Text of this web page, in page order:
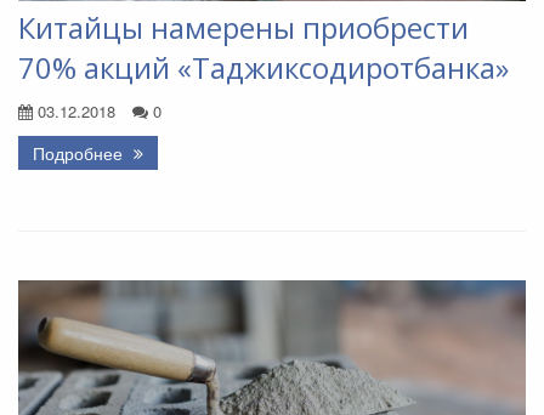
Китайцы намерены приобрести
70% акций «Таджиксодиротбанка»
03.12.2018 0
Подробнее